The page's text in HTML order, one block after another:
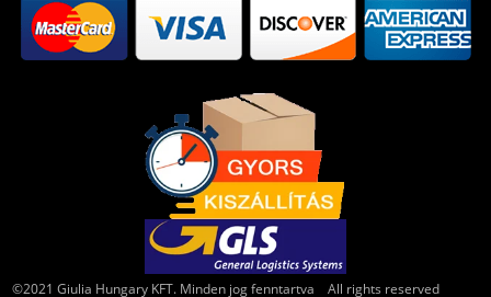
©2021 Giulia Hungary KFT. Minden jog fenntartva All rights reserved